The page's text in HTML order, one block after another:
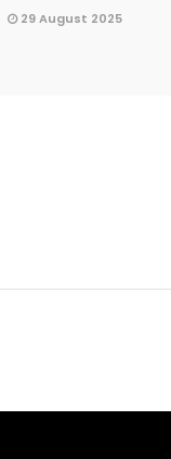
29 August 2025